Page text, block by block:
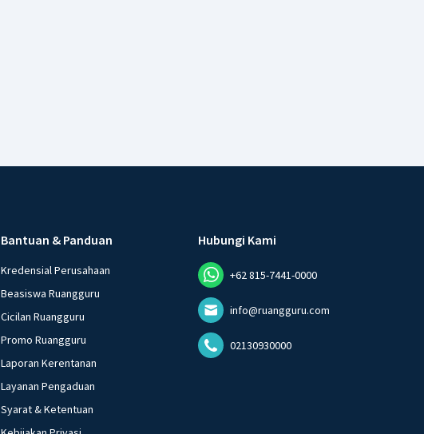
Bantuan & Panduan
Kredensial Perusahaan
Beasiswa Ruangguru
Cicilan Ruangguru
Promo Ruangguru
Laporan Kerentanan
Layanan Pengaduan
Syarat & Ketentuan
Hubungi Kami
+62 815-7441-0000
info@ruangguru.com
02130930000